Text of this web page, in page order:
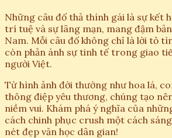
Những câu đố thả thính gái là sự kết
trí tuệ và sự lãng mạn, mang đậm
Nam. Mỗi câu đố không chỉ là lời tỏ
còn phản ánh sự tinh tế trong giao
người Việt.
Từ hình ảnh đời thường như hoa lá,
thông điệp yêu thương, chúng tạo
niềm vui. Khám phá ý nghĩa của
cách chinh phục crush một cách
nét đẹp văn học dân gian!